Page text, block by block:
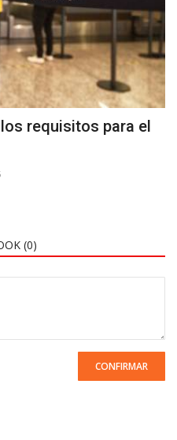
requisitos para el
(0)
CONFIRMAR